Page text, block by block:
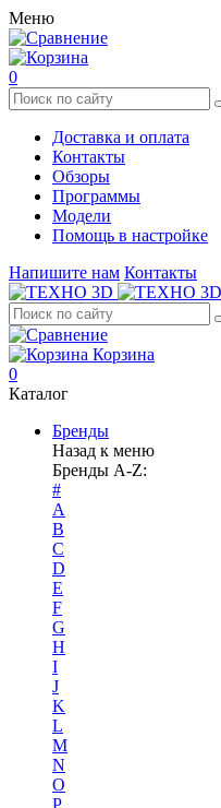
Меню
0
Доставка и оплата
Контакты
Обзоры
Программы
Модели
Помощь в настройке
Напишите нам Контакты
Корзина
0
Каталог
Бренды
Назад к меню
Бренды A-Z:
#
A
B
C
D
E
F
G
H
I
J
K
L
M
N
O
P